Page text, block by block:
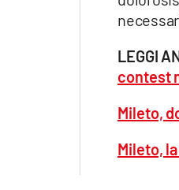
LEGGI
contest
Mileto,
Mileto,